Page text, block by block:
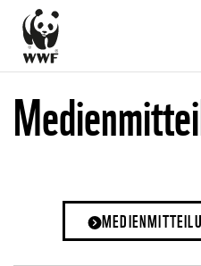
Direkt
zum
Inhalt